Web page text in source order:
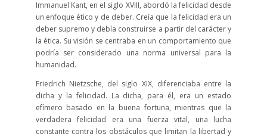
Immanuel Kant, en el siglo XVIII, abordó la felicidad desde
un enfoque ético y de deber. Creía que la felicidad era un
deber supremo y debía construirse a partir del carácter y
la ética. Su visión se centraba en un comportamiento que
podría ser considerado una norma universal para la
humanidad.
Friedrich Nietzsche, del siglo XIX, diferenciaba entre la
dicha y la felicidad. La dicha, para él, era un estado
efímero basado en la buena fortuna, mientras que la
verdadera felicidad era una fuerza vital, una lucha
constante contra los obstáculos que limitan la libertad y